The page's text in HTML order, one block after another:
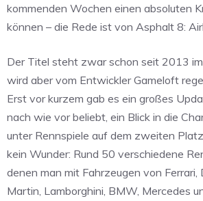
kommenden Wochen einen absoluten
können – die Rede ist von Asphalt 8:
Der Titel steht zwar schon seit 2013 im
wird aber vom Entwickler Gameloft
Erst vor kurzem gab es ein großes
nach wie vor beliebt, ein Blick in die
unter Rennspiele auf dem zweiten
kein Wunder: Rund 50 verschiedene
denen man mit Fahrzeugen von Ferrari,
Martin, Lamborghini, BMW, Mercedes